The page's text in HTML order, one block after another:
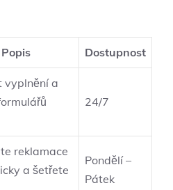
Popis Dostupnost
vyplnění a
24/7
reklamace
a šetřete
Pondělí –
Pátek